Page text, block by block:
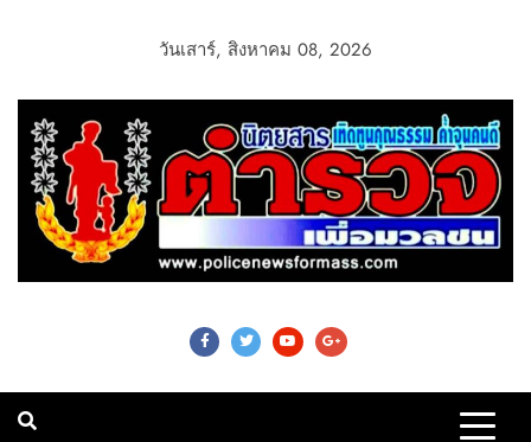
วันเสาร์, สิงหาคม 08, 2026
Police News For
Mass